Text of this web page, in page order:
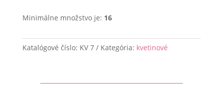
Lovers
Minimálne množstvo je: 16
Katalógové číslo: KV 7 Kategória: kvetinové